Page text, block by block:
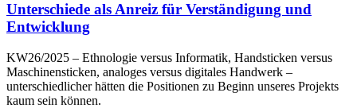
Unterschiede als Anreiz für Verständigung und
Entwicklung
KW26/2025 – Ethnologie versus Informatik, Handsticken versus
Maschinensticken, analoges versus digitales Handwerk –
unterschiedlicher hätten die Positionen zu Beginn unseres Projekts
kaum sein können.